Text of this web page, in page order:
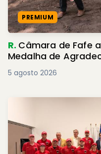
PREMIUM
R. Câmara de Fafe
Medalha de
5 agosto 2026